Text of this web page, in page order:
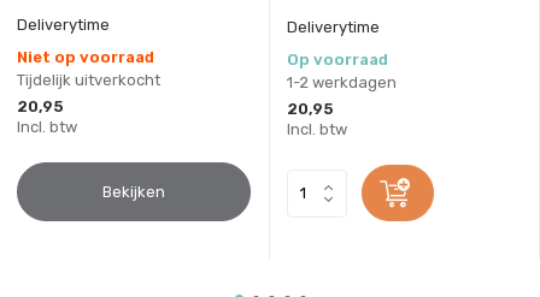
Deliverytime
Niet op voorraad
Tijdelijk uitverkocht
20,95
Incl. btw
Bekijken
Deliverytime
Op voorraad
1-2 werkdagen
20,95
Incl. btw